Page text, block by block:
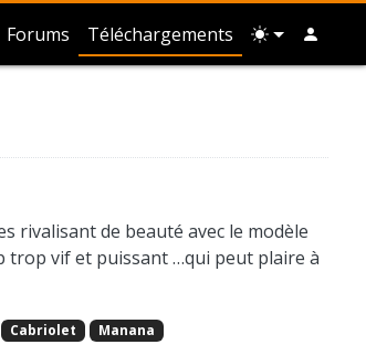
Forums Téléchargements
rivalisant de beauté avec le modèle
vif et puissant …qui peut plaire à
Cabriolet Manana